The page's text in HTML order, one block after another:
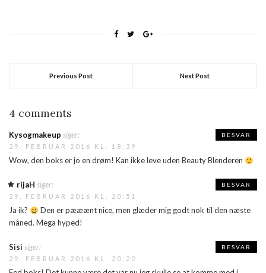
Previous Post Next Post
4 comments
Kysogmakeup siger:
29. FEBRUAR 2016 KL. 18:39
Wow, den boks er jo en drøm! Kan ikke leve uden Beauty Blenderen
BESVAR
rijaH siger:
29. FEBRUAR 2016 KL. 20:51
Ja ik?
Den er pææænt nice, men glæder mig godt nok til den næste
måned. Mega hyped!
BESVAR
Sisi siger:
29. FEBRUAR 2016 KL. 20:20
BESVAR